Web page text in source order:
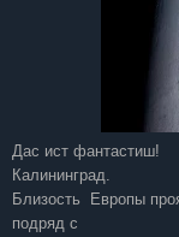
Дас ист фантастиш!
Калининград.
Близость Европы
подряд с